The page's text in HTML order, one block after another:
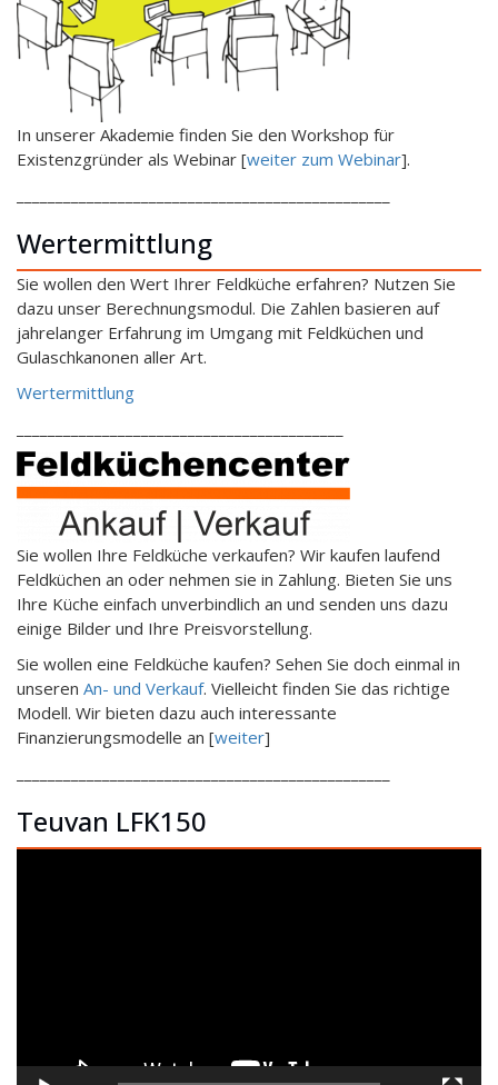
In unserer Akademie finden Sie den Workshop für
Existenzgründer als Webinar [weiter zum Webinar].
Wertermittlung
Sie wollen den Wert Ihrer Feldküche erfahren? Nutzen Sie
dazu unser Berechnungsmodul. Die Zahlen basieren auf
jahrelanger Erfahrung im Umgang mit Feldküchen und
Gulaschkanonen aller Art.
Wertermittlung
Sie wollen Ihre Feldküche verkaufen? Wir kaufen laufend
Feldküchen an oder nehmen sie in Zahlung. Bieten Sie uns
Ihre Küche einfach unverbindlich an und senden uns dazu
einige Bilder und Ihre Preisvorstellung.
Sie wollen eine Feldküche kaufen? Sehen Sie doch einmal in
unseren An- und Verkauf. Vielleicht finden Sie das richtige
Modell. Wir bieten dazu auch interessante
Finanzierungsmodelle an [weiter]
Teuvan LFK150